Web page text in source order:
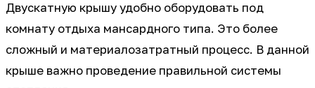
Двускатную крышу удобно оборудовать под
комнату отдыха мансардного типа. Это более
сложный и материалозатратный процесс. В данной
крыше важно проведение правильной системы